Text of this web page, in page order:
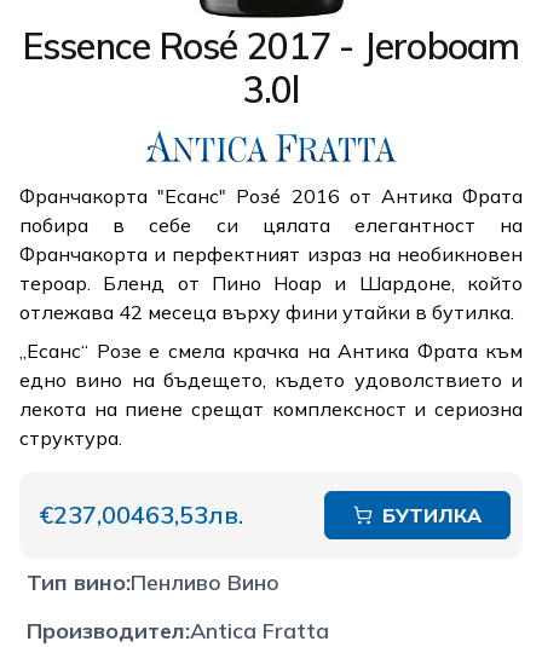
Essence Rosé 2017 - Jeroboam
3.0l
Франчакорта "Есанс" Розé 2016 от Антика Фрата
побира в себе си цялата елегантност на
Франчакорта и перфектният израз на необикновен
тероар. Бленд от Пино Ноар и Шардоне, който
отлежава 42 месеца върху фини утайки в бутилка.
„Есанс“ Розе е смела крачка на Антика Фрата към
едно вино на бъдещето, където удоволствието и
лекота на пиене срещат комплексност и сериозна
структура.
€237,00463,53лв. БУТИЛКА
Тип вино:Пенливо Вино
Производител:Antica Fratta